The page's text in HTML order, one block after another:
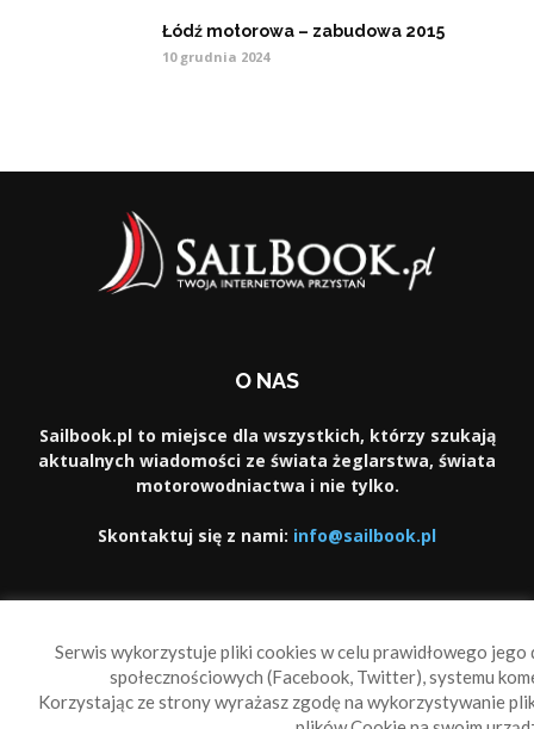
Łódź motorowa – zabudowa 2015
10 grudnia 2024
O NAS
Sailbook.pl to miejsce dla wszystkich, którzy szukają
aktualnych wiadomości ze świata żeglarstwa, świata
motorowodniactwa i nie tylko.
Skontaktuj się z nami: info@sailbook.pl
Serwis wykorzystuje pliki cookies w celu prawidłowego
społecznościowych (Facebook, Twitter), systemu
Korzystając ze strony wyrażasz zgodę na wykorzystywanie